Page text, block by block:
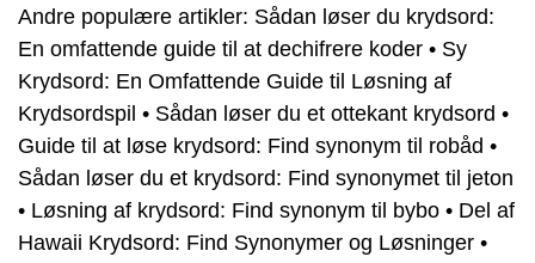
Andre populære artikler: Sådan løser du krydsord:
En omfattende guide til at dechifrere koder • Sy
Krydsord: En Omfattende Guide til Løsning af
Krydsordspil • Sådan løser du et ottekant krydsord •
Guide til at løse krydsord: Find synonym til robåd •
Sådan løser du et krydsord: Find synonymet til jeton
• Løsning af krydsord: Find synonym til bybo • Del af
Hawaii Krydsord: Find Synonymer og Løsninger •